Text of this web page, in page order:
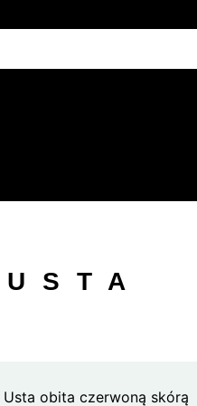
Usta obita czerwoną skórą